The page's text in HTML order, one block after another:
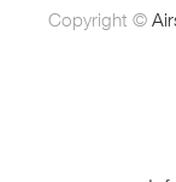
Copyright ©